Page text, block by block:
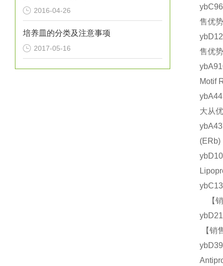
2016-04-26
培养皿的分类及注意事项
2017-05-16
售优
售优
Motif
大从
【销
【销